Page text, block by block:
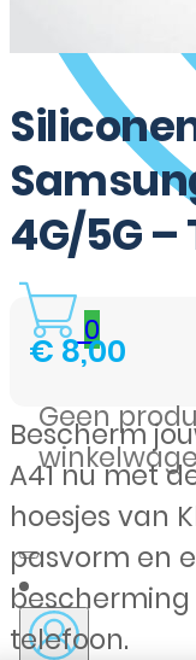
0
Geen
4G/5G
€8,00
Bescherm
A41 nu met
hoesjes van
pasvorm en
telefoon.